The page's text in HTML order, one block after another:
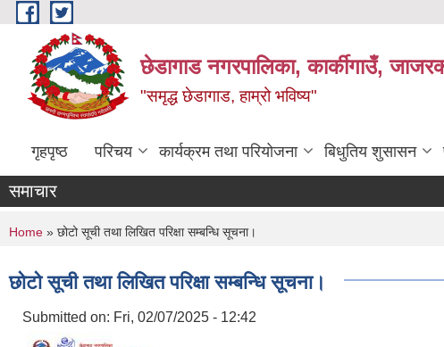
Skip to main content
छेडागाड नगरपालिका, कार्कीगाउँ,
"समृद्ध छेडागाड, हाम्रो भविष्य"
गृहपृष्ठ परिचय कार्यक्रम तथा परियोजना बिधुतिय शुसासन
समाचार
You are here
Home » छोटो सूची तथा लिखित परिक्षा सम्बन्धि सूचना।
छोटो सूची तथा लिखित परिक्षा सम्बन्धि सूचना।
Submitted on: Fri, 02/07/2025 - 12:42